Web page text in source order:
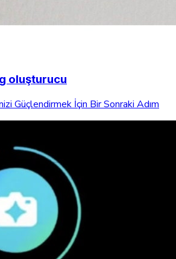
oluşturucu
Güçlendirmek İçin Bir Sonraki Adım